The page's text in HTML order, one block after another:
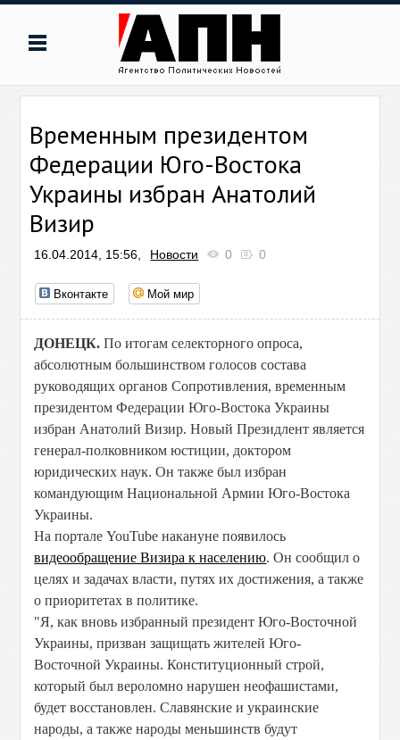
Временным президентом
Федерации Юго-Востока
Украины избран Анатолий
Визир
16.04.2014, 15:56, Новости 0 0
Вконтакте Мой мир
ДОНЕЦК. По итогам селекторного опроса,
абсолютным большинством голосов состава
руководящих органов Сопротивления, временным
президентом Федерации Юго-Востока Украины
избран Анатолий Визир. Новый Президлент является
генерал-полковником юстиции, доктором
юридических наук. Он также был избран
командующим Национальной Армии Юго-Востока
Украины.
На портале YouTube накануне появилось
видеообращение Визира к населению. Он сообщил о
целях и задачах власти, путях их достижения, а также
о приоритетах в политике.
"Я, как вновь избранный президент Юго-Восточной
Украины, призван защищать жителей Юго-
Восточной Украины. Конституционный строй,
который был вероломно нарушен неофашистами,
будет восстановлен. Славянские и украинские
народы, а также народы меньшинств будут